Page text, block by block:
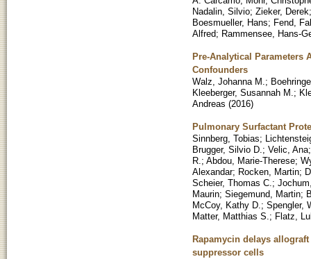
Nadalin, Silvio; Zieker, Derek
Boesmueller, Hans; Fend,
Alfred; Rammensee, Hans-
Pre-Analytical Parameters
Confounders
Walz, Johanna M. ;
Kleeberger, Susannah M. ;
Andreas (2016)
Pulmonary Surfactant
Sinnberg, Tobias;
Brugger, Silvio D. ; Velic, Ana
R. ; Abdou, Marie-Therese;
Alexandar; Rocken, Martin;
Scheier, Thomas C. ;
Maurin; Siegemund, Martin;
McCoy, Kathy D. ; Spengler,
Matter, Matthias S. ; Flatz,
Rapamycin delays
suppressor cells